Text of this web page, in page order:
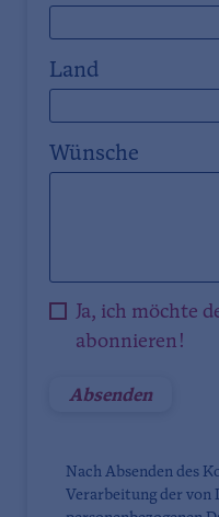
Land
Wünsche
Ja, ich möchte
abonnieren!
Nach Absenden des
Verarbeitung der von